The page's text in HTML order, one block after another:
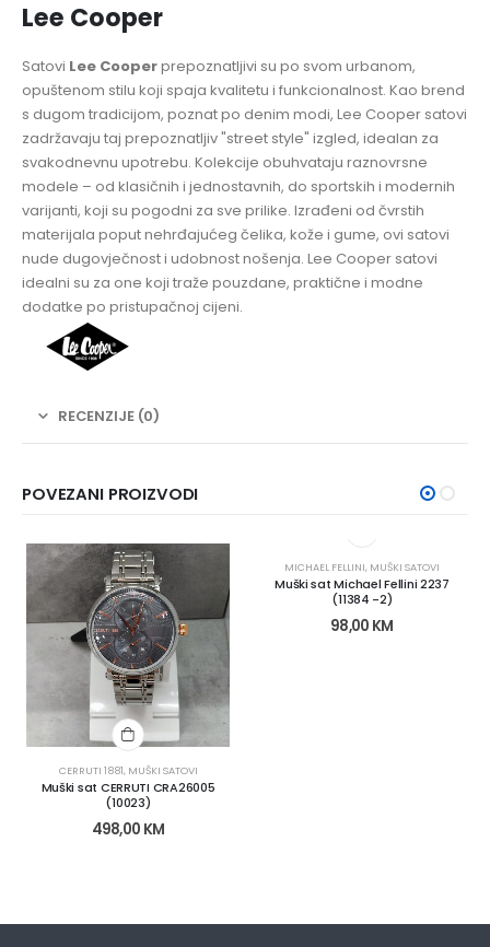
Lee Cooper
Satovi Lee Cooperprepoznatljivi su po svom urbanom,
opuštenom stilu koji spaja kvalitetu i funkcionalnost. Kao brend
s dugom tradicijom, poznat po denim modi, Lee Cooper satovi
zadržavaju taj prepoznatljiv "street style" izgled, idealan za
svakodnevnu upotrebu. Kolekcije obuhvataju raznovrsne
modele – od klasičnih i jednostavnih, do sportskih i modernih
varijanti, koji su pogodni za sve prilike. Izrađeni od čvrstih
materijala poput nehrđajućeg čelika, kože i gume, ovi satovi
nude dugovječnost i udobnost nošenja. Lee Cooper satovi
idealni su za one koji traže pouzdane, praktične i modne
dodatke po pristupačnoj cijeni.
RECENZIJE (0)
POVEZANI PROIZVODI
CERRUTI 1881, MUŠKI SATOVI
Muški sat CERRUTI CRA26005
(10023)
498,00 KM
MICHAEL FELLINI, MUŠKI SATOVI
Muški sat Michael Fellini 2237
(11384 -2)
98,00 KM